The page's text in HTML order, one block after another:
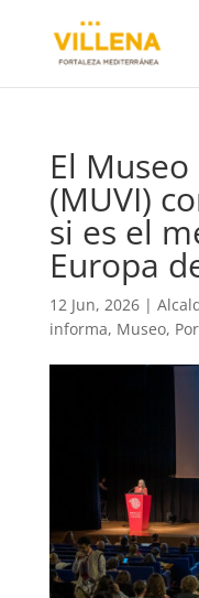
El
(MUVI)
si es el
Europa
12 Jun, 2026|
informa, Museo,